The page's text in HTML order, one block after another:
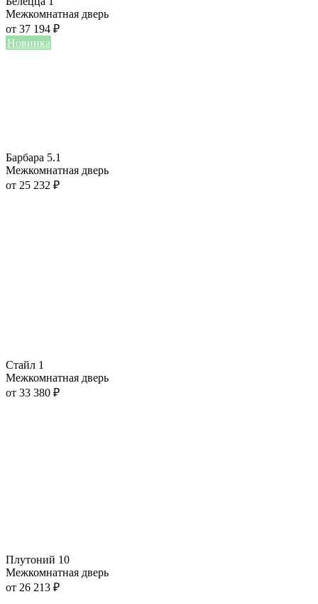
Межкомнатная дверь
от 37 194 ₽
Новинка
Барбара 5.1
Межкомнатная дверь
от 25 232 ₽
Стайл 1
Межкомнатная дверь
от 33 380 ₽
Плутоний 10
Межкомнатная дверь
от 26 213 ₽